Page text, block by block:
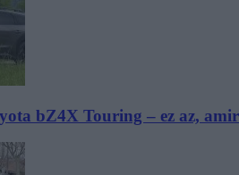
bZ4X Touring – ez az,